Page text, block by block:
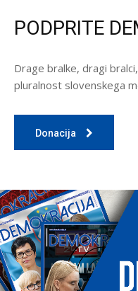
PODPRITE
Drage bralke, dragi
pluralnost slovenskega
Donacija